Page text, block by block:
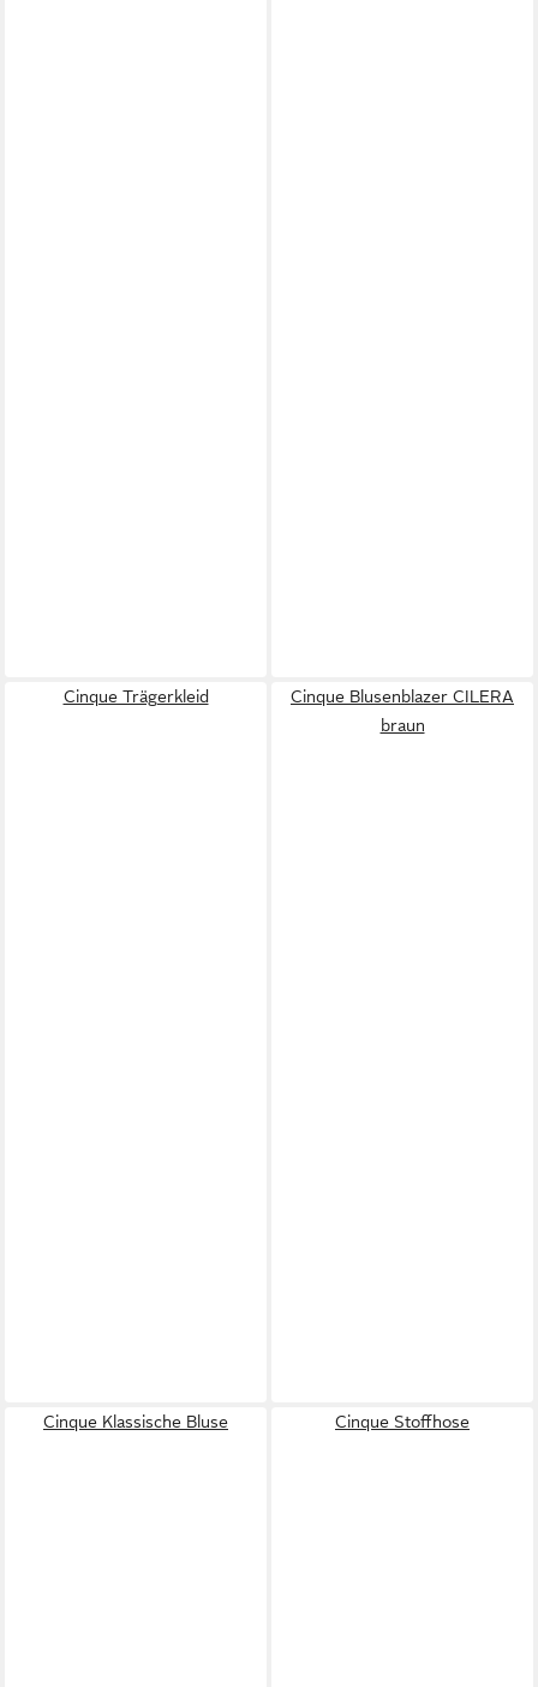
Cinque Trägerkleid
Cinque Blusenblazer CILERA
braun
Cinque Klassische Bluse Cinque Stoffhose